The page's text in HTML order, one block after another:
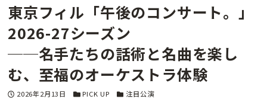
東京フィル「午後のコンサート。」
2026-27シーズン
──名手たちの話術と名曲を楽し
む、至福のオーケストラ体験
投稿日
2026年2月13日 カテゴリー
PICK UP カテゴリー
注目公演